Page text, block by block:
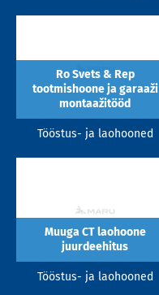
Ro Svets & Rep
tootmishoone ja garaaži
montaažitööd
Tööstus- ja laohooned
Muuga CT laohoone
juurdeehitus
Tööstus- ja laohooned